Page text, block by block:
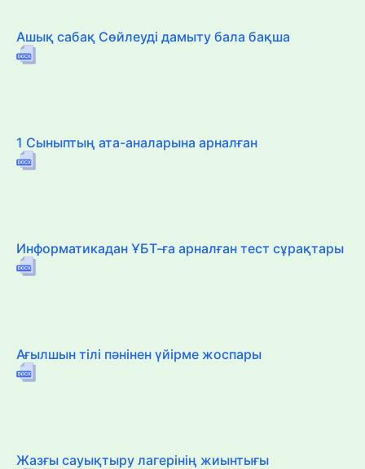
Ашық сабақ Сөйлеуді дамыту бала бақша
1 Сыныптың ата-аналарына арналған
Информатикадан ҰБТ-ға арналған тест сұрақтары
Ағылшын тілі пәнінен үйірме жоспары
Жазғы сауықтыру лагерінің жиынтығы